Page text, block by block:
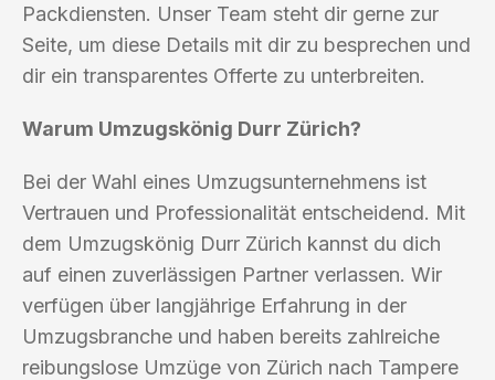
Packdiensten. Unser Team steht dir gerne zur
Seite, um diese Details mit dir zu besprechen und
dir ein transparentes Offerte zu unterbreiten.
Warum Umzugskönig Durr Zürich?
Bei der Wahl eines Umzugsunternehmens ist
Vertrauen und Professionalität entscheidend. Mit
dem Umzugskönig Durr Zürich kannst du dich
auf einen zuverlässigen Partner verlassen. Wir
verfügen über langjährige Erfahrung in der
Umzugsbranche und haben bereits zahlreiche
reibungslose Umzüge von Zürich nach Tampere